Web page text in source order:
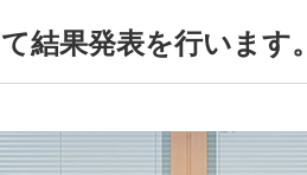
結果発表を行います